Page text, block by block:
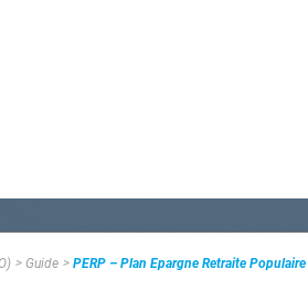
Guide PERP – Plan Epargne Retraite Populaire